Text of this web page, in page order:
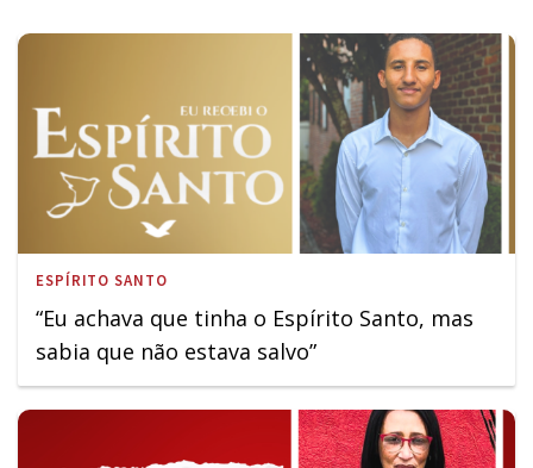
ESPÍRITO SANTO
“Eu achava que tinha o Espírito Santo, mas
sabia que não estava salvo”